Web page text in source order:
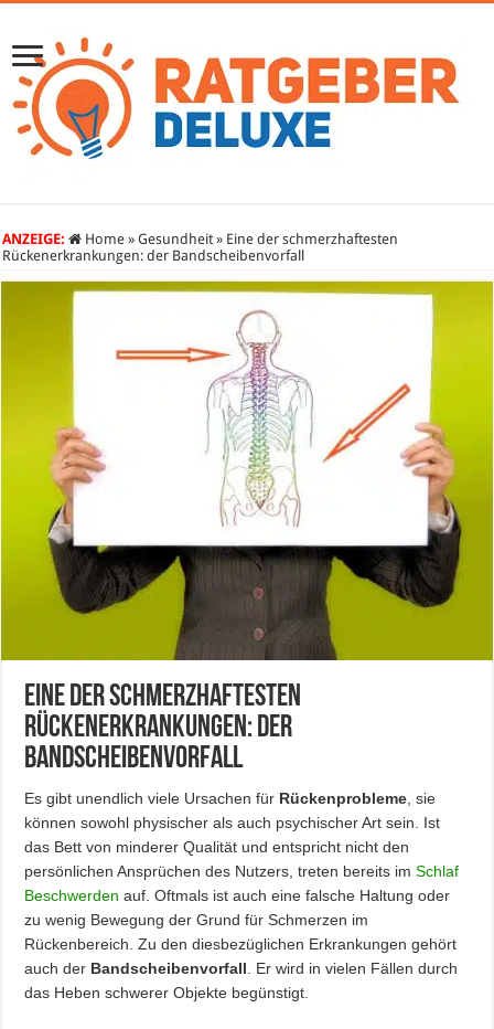
ANZEIGE: Home » Gesundheit » Eine der schmerzhaftesten
Rückenerkrankungen: der Bandscheibenvorfall
Eine der schmerzhaftesten
Rückenerkrankungen: der
Bandscheibenvorfall
Es gibt unendlich viele Ursachen für Rückenprobleme, sie
können sowohl physischer als auch psychischer Art sein. Ist
das Bett von minderer Qualität und entspricht nicht den
persönlichen Ansprüchen des Nutzers, treten bereits imSchlaf
Beschwerden auf. Oftmals ist auch eine falsche Haltung oder
zu wenig Bewegung der Grund für Schmerzen im
Rückenbereich. Zu den diesbezüglichen Erkrankungen gehört
auch der Bandscheibenvorfall. Er wird in vielen Fällen durch
das Heben schwerer Objekte begünstigt.